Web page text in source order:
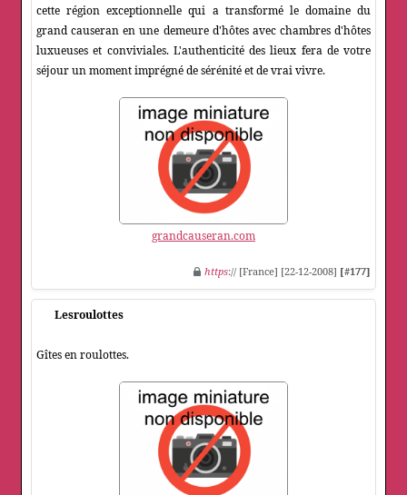
cette région exceptionnelle qui a transformé le domaine du
grand causeran en une demeure d'hôtes avec chambres d'hôtes
luxueuses et conviviales. L'authenticité des lieux fera de votre
séjour un moment imprégné de sérénité et de vrai vivre.
grandcauseran.com
https:// [France] [22-12-2008] [#177]
Lesroulottes
Gîtes en roulottes.